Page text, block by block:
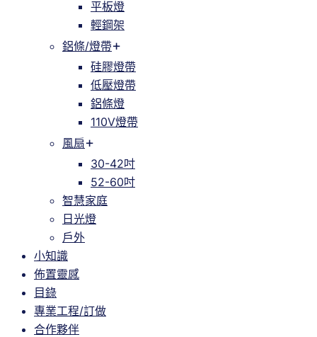
平板燈
輕鋼架
鋁條/燈帶
硅膠燈帶
低壓燈帶
鋁條燈
110V燈帶
風扇
30-42吋
52-60吋
智慧家庭
日光燈
戶外
小知識
佈置靈感
目錄
專業工程/訂做
合作夥伴